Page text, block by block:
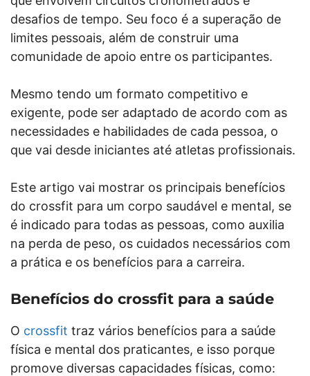
desafios de tempo. Seu foco é a superação de
limites pessoais, além de construir uma
comunidade de apoio entre os participantes.
Mesmo tendo um formato competitivo e
exigente, pode ser adaptado de acordo com as
necessidades e habilidades de cada pessoa, o
que vai desde iniciantes até atletas profissionais.
Este artigo vai mostrar os principais benefícios
do crossfit para um corpo saudável e mental, se
é indicado para todas as pessoas, como auxilia
na perda de peso, os cuidados necessários com
a prática e os benefícios para a carreira.
Benefícios do crossfit para a saúde
O crossfit traz vários benefícios para a saúde
física e mental dos praticantes, e isso porque
promove diversas capacidades físicas, como: